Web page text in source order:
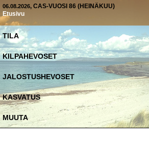
06.08.2026, CAS-VUOSI 86 (HEINÄKUU)
Etusivu
TILA
KILPAHEVOSET
JALOSTUSHEVOSET
KASVATUS
MUUTA